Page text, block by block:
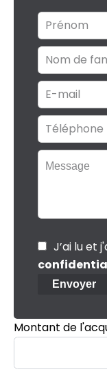
J’ai lu et
Envoyer
Montant de